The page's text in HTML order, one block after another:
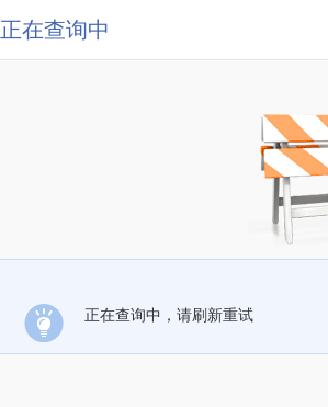
正在查询中
正在查询中，请刷新重试